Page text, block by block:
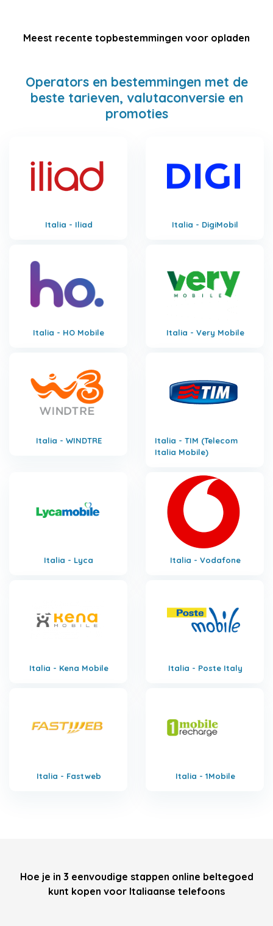
Meest recente topbestemmingen voor opladen
Operators en bestemmingen met de
beste tarieven, valutaconversie en
promoties
Italia - Iliad Italia - DigiMobil
Italia - HO Mobile Italia - Very Mobile
Italia - WINDTRE
Italia - TIM (Telecom
Italia Mobile)
Italia - Lyca Italia - Vodafone
Italia - Kena Mobile Italia - Poste Italy
Italia - Fastweb Italia - 1Mobile
Hoe je in 3 eenvoudige stappen online beltegoed
kunt kopen voor Italiaanse telefoons